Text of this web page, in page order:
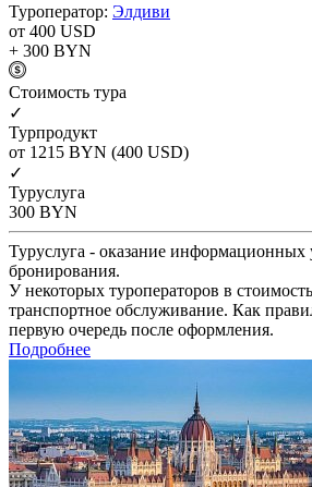
Туроператор: Элдиви
от 400 USD
+ 300 BYN
Cтоимость тура
✓
Турпродукт
от 1215 BYN (400 USD)
✓
Туруслуга
300 BYN
Туруслуга - оказание информационных
бронирования.
У некоторых туроператоров в
транспортное обслуживание. Как
первую очередь после оформления.
Подробнее